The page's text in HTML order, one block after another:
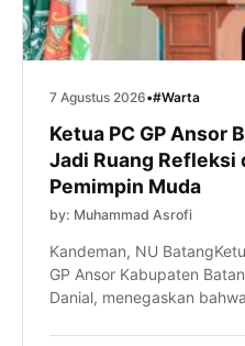
7 Agustus 2026•#Warta
Ketua PC GP Ansor
Jadi Ruang Refleksi
Pemimpin Muda
by: Muhammad Asrofi
Kandeman, NU
GP Ansor Kabupaten
Danial, menegaskan